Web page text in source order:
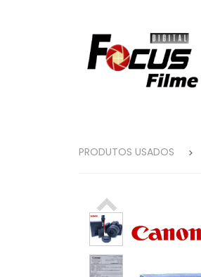
PRODUTOS USADOS